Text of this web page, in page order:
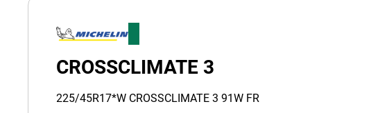
CROSSCLIMATE 3
225/45R17*W CROSSCLIMATE 3 91W FR